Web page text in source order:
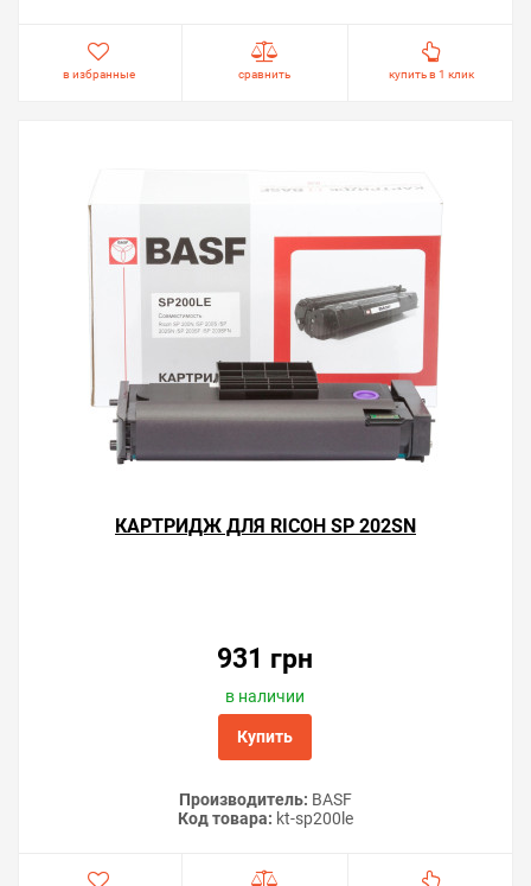
в избранные сравнить купить в 1 клик
КАРТРИДЖ ДЛЯ RICOH SP 202SN
931 грн
в наличии
Купить
Производитель: BASF
Код товара: kt-sp200le